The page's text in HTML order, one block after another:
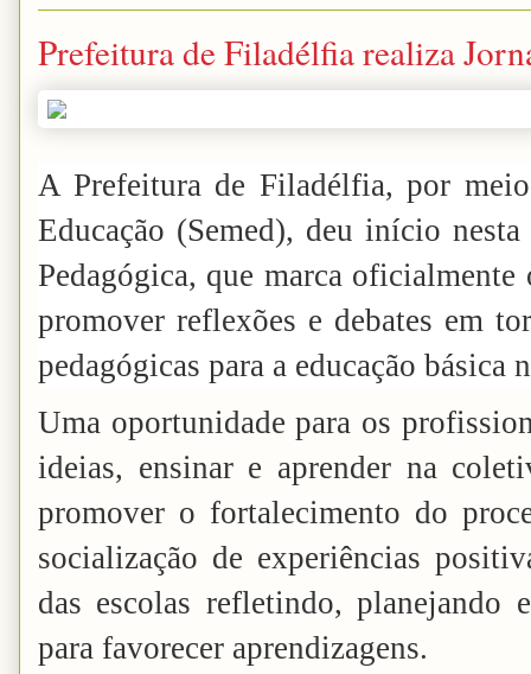
Prefeitura de Filadélfia realiza
A Prefeitura de Filadélfia, por
Educação (Semed), deu início
Pedagógica, que marca
promover reflexões e debates em
pedagógicas para a educação básica
Uma oportunidade para os
ideias, ensinar e aprender na
promover o fortalecimento do
socialização de experiências
das escolas refletindo, planejando
para favorecer aprendizagens.